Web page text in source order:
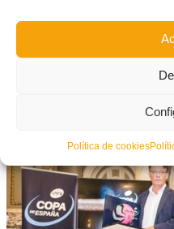
Política de cookies